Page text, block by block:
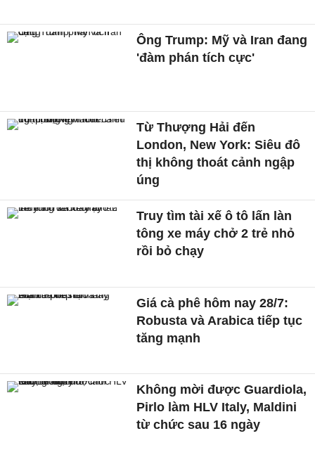
Ông Trump: Mỹ và Iran đang
'đàm phán tích cực'
Từ Thượng Hải đến
London, New York: Siêu đô
thị không thoát cảnh ngập
úng
Truy tìm tài xế ô tô lấn làn
tông xe máy chở 2 trẻ nhỏ
rồi bỏ chạy
Giá cà phê hôm nay 28/7:
Robusta và Arabica tiếp tục
tăng mạnh
Không mời được Guardiola,
Pirlo làm HLV Italy, Maldini
từ chức sau 16 ngày